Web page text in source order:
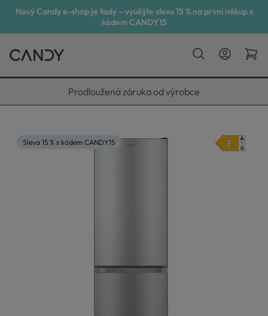
Nový Candy e-shop je tady – využijte slevu 15 % na první nákup s
kódem CANDY15
Vyneseme, zapojíme, odvezeme
Sleva 15 % s kódem CANDY15